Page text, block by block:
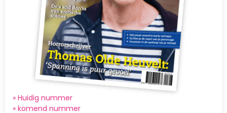
» Huidig nummer
» komend nummer